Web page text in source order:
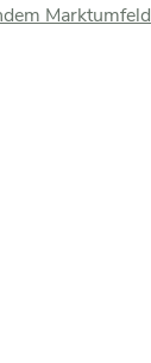
Marktumfeld